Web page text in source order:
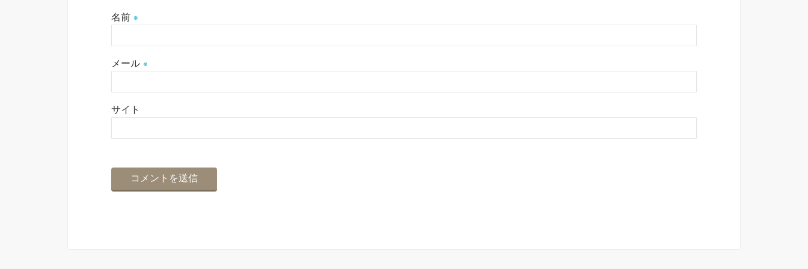
名前 ※
メール ※
サイト